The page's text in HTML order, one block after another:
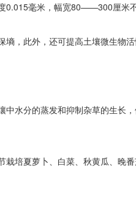
0.015毫米，幅宽80——300厘米
墒，此外，还可提高土壤微生物
中水分的蒸发和抑制杂草的生长
培夏萝卜、白菜、秋黄瓜、晚番